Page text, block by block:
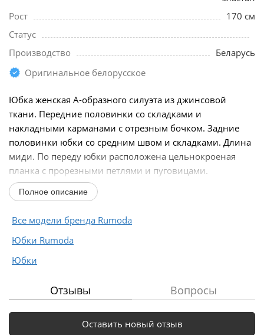
Рост
170 см
Статус
Производство
Беларусь
Оригинальное белорусское
Юбка женская А-образного силуэта из джинсовой
ткани. Передние половинки со складками и
накладными карманами с отрезным бочком. Задние
половинки юбки со средним швом и складками. Длина
миди. По переду юбки расположена цельнокроеная
планка с прорезными петлями и пуговицами.
Промеры на примере...
Полное описание
Все модели бренда Rumoda
Юбки Rumoda
Юбки
Отзывы Вопросы
Оставить новый отзыв